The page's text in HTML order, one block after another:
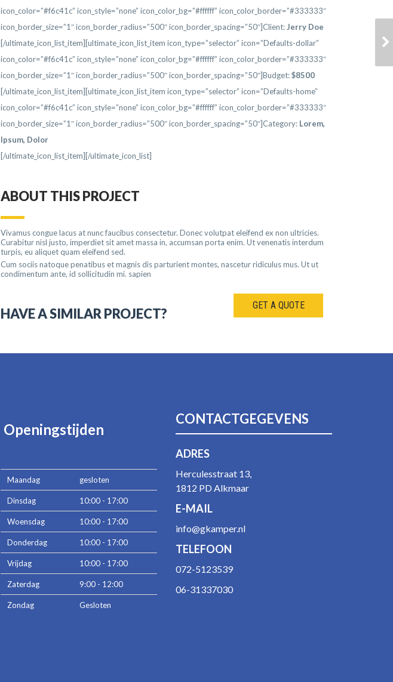
icon_color=”#f6c41c” icon_style=”none” icon_color_bg=”#ffffff” icon_color_border=”#333333″
icon_border_size=”1″ icon_border_radius=”500″ icon_border_spacing=”50″]Client: Jerry Doe
[/ultimate_icon_list_item][ultimate_icon_list_item icon_type=”selector” icon=”Defaults-dollar”
icon_color=”#f6c41c” icon_style=”none” icon_color_bg=”#ffffff” icon_color_border=”#333333″
icon_border_size=”1″ icon_border_radius=”500″ icon_border_spacing=”50″]Budget:$8500
[/ultimate_icon_list_item][ultimate_icon_list_item icon_type=”selector” icon=”Defaults-home”
icon_color=”#f6c41c” icon_style=”none” icon_color_bg=”#ffffff” icon_color_border=”#333333″
icon_border_size=”1″ icon_border_radius=”500″ icon_border_spacing=”50″]Category: Lorem,
Ipsum, Dolor
[/ultimate_icon_list_item][/ultimate_icon_list]
ABOUT THIS PROJECT
Vivamus congue lacus at nunc faucibus consectetur. Donec volutpat eleifend ex non ultricies.
Curabitur nisl justo, imperdiet sit amet massa in, accumsan porta enim. Ut venenatis interdum
turpis, eu aliquet quam eleifend sed.
Cum sociis natoque penatibus et magnis dis parturient montes, nascetur ridiculus mus. Ut ut
condimentum ante, id sollicitudin mi. sapien
HAVE A SIMILAR PROJECT?
GET A QUOTE
NULLA SEMPER
Openingstijden
Maandag gesloten
Dinsdag 10:00 - 17:00
Woensdag 10:00 - 17:00
Donderdag 10:00 - 17:00
Vrijdag 10:00 - 17:00
Zaterdag 9:00 - 12:00
Zondag Gesloten
CONTACTGEGEVENS
ADRES
Herculesstraat 13,
1812 PD Alkmaar
E-MAIL
info@gkamper.nl
TELEFOON
072-5123539
06-31337030